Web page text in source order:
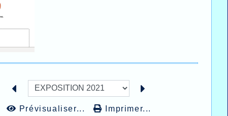
Prévisualiser... Imprimer...